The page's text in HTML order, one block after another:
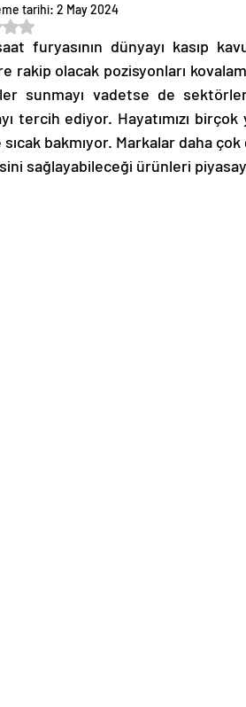
tarihi: 2 May 2024
üzerinden NaN yıldız
furyasının dünyayı kasıp
rakip olacak pozisyonları
sunmayı vadetse de
tercih ediyor. Hayatımızı
sıcak bakmıyor. Markalar daha
sağlayabileceği ürünleri